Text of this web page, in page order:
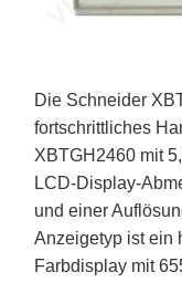
Die Schneider
fortschrittliches
XBTGH2460 mit
LCD-Display-
und einer
Anzeigetyp ist ein
Farbdisplay mit